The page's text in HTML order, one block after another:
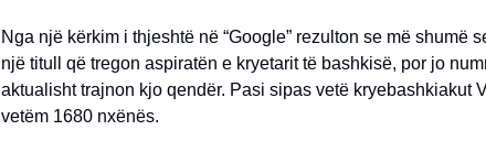
Nga një kërkim i thjeshtë në “Google” rezulton se më shumë
një titull që tregon aspiratën e kryetarit të bashkisë, por jo
aktualisht trajnon kjo qendër. Pasi sipas vetë kryebashkiakut
vetëm 1680 nxënës.